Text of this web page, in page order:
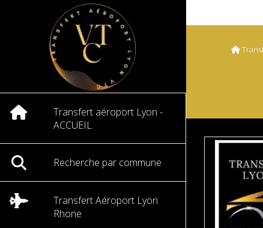
Transfert aéroport Lyon -
ACCUEIL
Recherche par commune
Transfert Aéroport Lyon
Rhone